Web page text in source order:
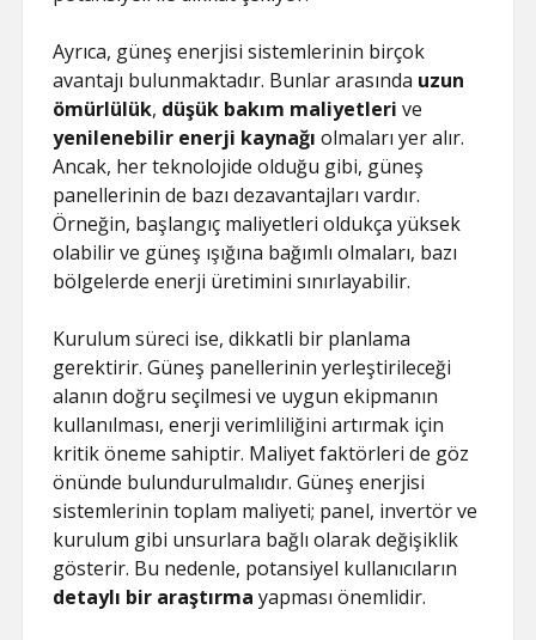
Ayrıca, güneş enerjisi sistemlerinin birçok
avantajı bulunmaktadır. Bunlar arasında uzun
ömürlülük, düşük bakım maliyetleri ve
yenilenebilir enerji kaynağı olmaları yer alır.
Ancak, her teknolojide olduğu gibi, güneş
panellerinin de bazı dezavantajları vardır.
Örneğin, başlangıç maliyetleri oldukça yüksek
olabilir ve güneş ışığına bağımlı olmaları, bazı
bölgelerde enerji üretimini sınırlayabilir.
Kurulum süreci ise, dikkatli bir planlama
gerektirir. Güneş panellerinin yerleştirileceği
alanın doğru seçilmesi ve uygun ekipmanın
kullanılması, enerji verimliliğini artırmak için
kritik öneme sahiptir. Maliyet faktörleri de göz
önünde bulundurulmalıdır. Güneş enerjisi
sistemlerinin toplam maliyeti; panel, invertör ve
kurulum gibi unsurlara bağlı olarak değişiklik
gösterir. Bu nedenle, potansiyel kullanıcıların
detaylı bir araştırma yapması önemlidir.